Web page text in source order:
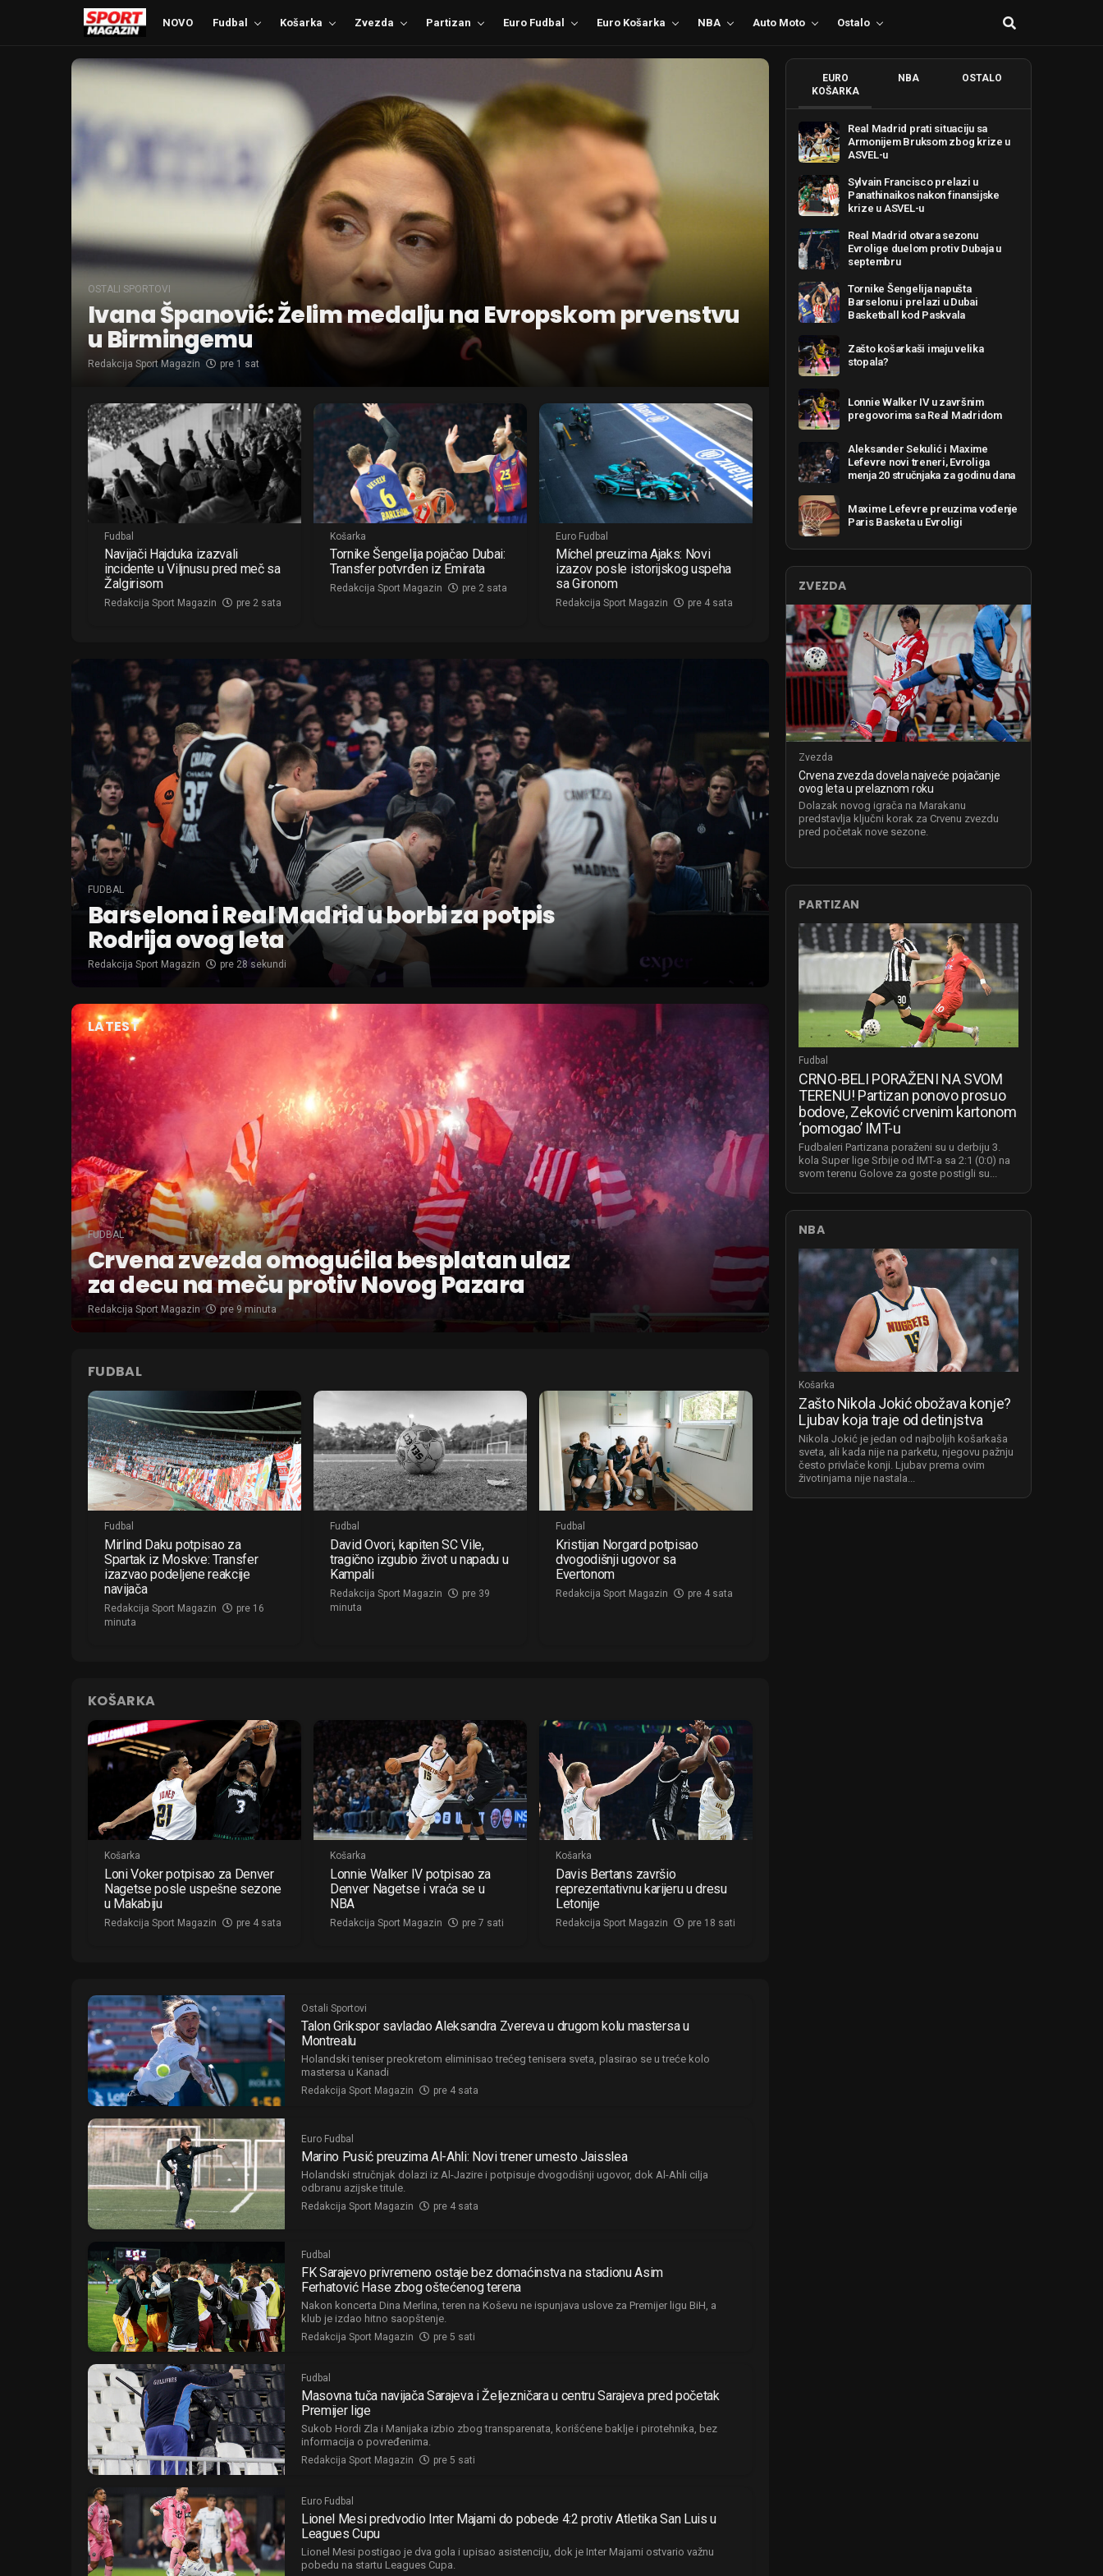
NOVO Fudbal Košarka Zvezda Partizan Euro Fudbal Euro Košarka NBA Auto Moto Ostalo
OSTALI SPORTOVI
Ivana Španović: Želim medalju na Evropskom prvenstvu
u Birmingemu
Redakcija Sport Magazin pre 1 sat
Fudbal
Navijači Hajduka izazvali
incidente u Viljnusu pred meč sa
Žalgirisom
Redakcija Sport Magazin pre 2 sata
Košarka
Tornike Šengelija pojačao Dubai:
Transfer potvrđen iz Emirata
Redakcija Sport Magazin pre 2 sata
Euro Fudbal
Míchel preuzima Ajaks: Novi
izazov posle istorijskog uspeha
sa Gironom
Redakcija Sport Magazin pre 4 sata
FUDBAL
Barselona i Real Madrid u borbi za potpis
Rodrija ovog leta
Redakcija Sport Magazin pre 28 sekundi
LATEST
FUDBAL
Crvena zvezda omogućila besplatan ulaz
za decu na meču protiv Novog Pazara
Redakcija Sport Magazin pre 9 minuta
FUDBAL
Fudbal
Mirlind Daku potpisao za
Spartak iz Moskve: Transfer
izazvao podeljene reakcije
navijača
Redakcija Sport Magazin
pre 16
minuta
Fudbal
David Ovori, kapiten SC Vile,
tragično izgubio život u napadu u
Kampali
Redakcija Sport Magazin
pre 39
minuta
Fudbal
Kristijan Norgard potpisao
dvogodišnji ugovor sa
Evertonom
Redakcija Sport Magazin pre 4 sata
KOŠARKA
Košarka
Loni Voker potpisao za Denver
Nagetse posle uspešne sezone
u Makabiju
Redakcija Sport Magazin pre 4 sata
Košarka
Lonnie Walker IV potpisao za
Denver Nagetse i vraća se u
NBA
Redakcija Sport Magazin pre 7 sati
Košarka
Davis Bertans završio
reprezentativnu karijeru u dresu
Letonije
Redakcija Sport Magazin pre 18 sati
Ostali Sportovi
Talon Grikspor savladao Aleksandra Zvereva u drugom kolu mastersa u
Montrealu
Holandski teniser preokretom eliminisao trećeg tenisera sveta, plasirao se u treće kolo
mastersa u Kanadi
Redakcija Sport Magazin pre 4 sata
Euro Fudbal
Marino Pusić preuzima Al-Ahli: Novi trener umesto Jaisslea
Holandski stručnjak dolazi iz Al-Jazire i potpisuje dvogodišnji ugovor, dok Al-Ahli cilja
odbranu azijske titule.
Redakcija Sport Magazin pre 4 sata
Fudbal
FK Sarajevo privremeno ostaje bez domaćinstva na stadionu Asim
Ferhatović Hase zbog oštećenog terena
Nakon koncerta Dina Merlina, teren na Koševu ne ispunjava uslove za Premijer ligu BiH, a
klub je izdao hitno saopštenje.
Redakcija Sport Magazin pre 5 sati
Fudbal
Masovna tuča navijača Sarajeva i Željezničara u centru Sarajeva pred početak
Premijer lige
Sukob Hordi Zla i Manijaka izbio zbog transparenata, korišćene baklje i pirotehnika, bez
informacija o povređenima.
Redakcija Sport Magazin pre 5 sati
Euro Fudbal
Lionel Mesi predvodio Inter Majami do pobede 4:2 protiv Atletika San Luis u
Leagues Cupu
Lionel Mesi postigao je dva gola i upisao asistenciju, dok je Inter Majami ostvario važnu
pobedu na startu Leagues Cupa.
EURO
KOŠARKA
NBA OSTALO
Real Madrid prati situaciju sa
Armonijem Bruksom zbog krize u
ASVEL-u
Sylvain Francisco prelazi u
Panathinaikos nakon finansijske
krize u ASVEL-u
Real Madrid otvara sezonu
Evrolige duelom protiv Dubaja u
septembru
Tornike Šengelija napušta
Barselonu i prelazi u Dubai
Basketball kod Paskvala
Zašto košarkaši imaju velika
stopala?
Lonnie Walker IV u završnim
pregovorima sa Real Madridom
Aleksander Sekulić i Maxime
Lefevre novi treneri, Evroliga
menja 20 stručnjaka za godinu dana
Maxime Lefevre preuzima vođenje
Paris Basketa u Evroligi
ZVEZDA
Zvezda
Crvena zvezda dovela najveće pojačanje
ovog leta u prelaznom roku
Dolazak novog igrača na Marakanu
predstavlja ključni korak za Crvenu zvezdu
pred početak nove sezone.
PARTIZAN
Fudbal
CRNO-BELI PORAŽENI NA SVOM
TERENU! Partizan ponovo prosuo
bodove, Zeković crvenim kartonom
‘pomogao’ IMT-u
Fudbaleri Partizana poraženi su u derbiju 3.
kola Super lige Srbije od IMT-a sa 2:1 (0:0) na
svom terenu Golove za goste postigli su...
NBA
Košarka
Zašto Nikola Jokić obožava konje?
Ljubav koja traje od detinjstva
Nikola Jokić je jedan od najboljih košarkaša
sveta, ali kada nije na parketu, njegovu pažnju
često privlače konji. Ljubav prema ovim
životinjama nije nastala...